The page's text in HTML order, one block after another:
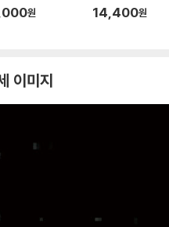
원 14,400원
이미지